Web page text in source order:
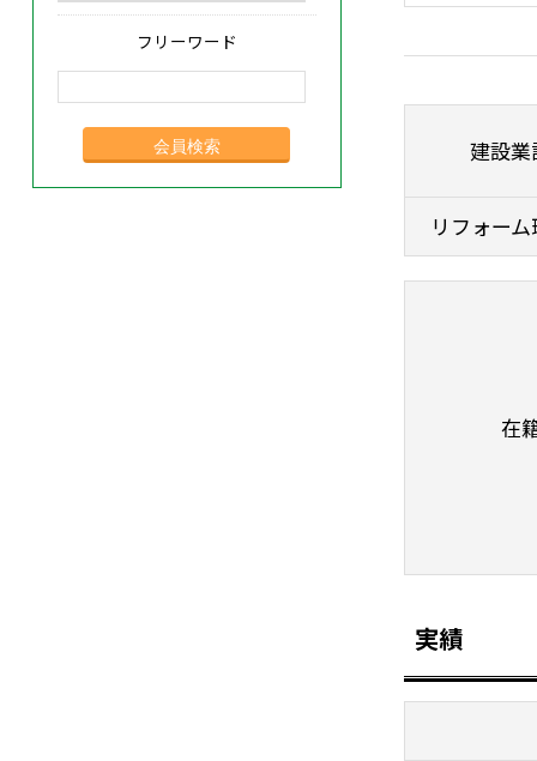
フリーワード
建設
リフォー
在
実績